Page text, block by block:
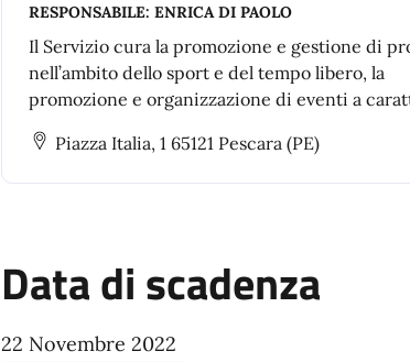
RESPONSABILE: ENRICA DI PAOLO
Il Servizio cura la promozione e gestione di
nell’ambito dello sport e del tempo libero, la
promozione e organizzazione di eventi a
Piazza Italia, 1 65121 Pescara (PE)
Data di scadenza
22 Novembre 2022